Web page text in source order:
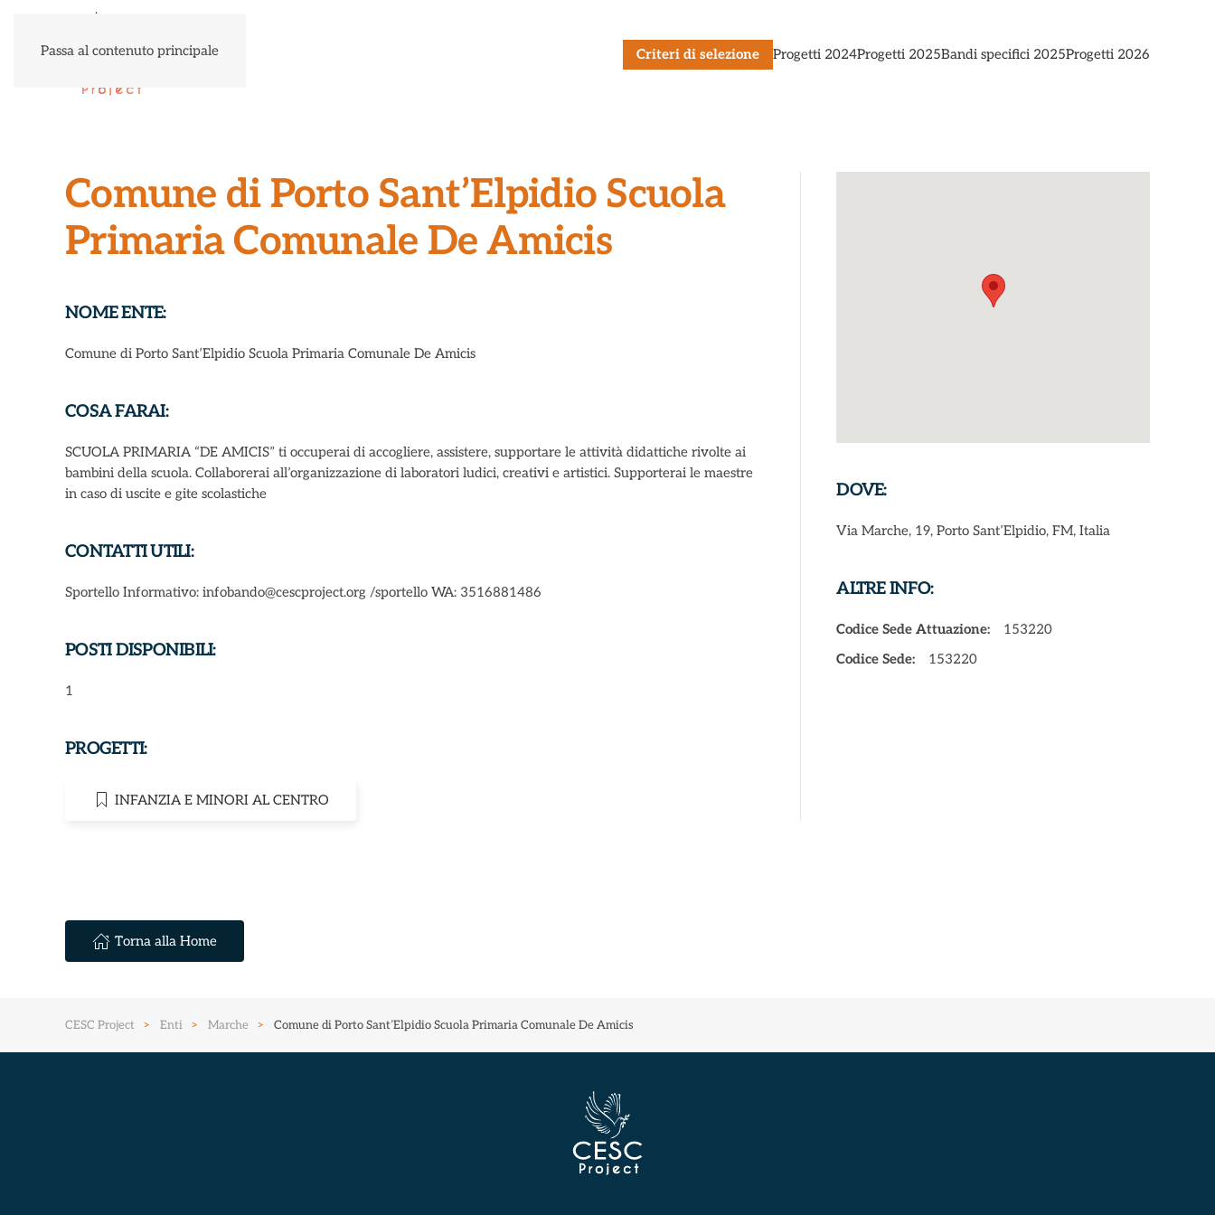
Passa al contenuto principale Criteri di selezione Progetti 2024Progetti 2025Bandi specifici 2025Progetti 2026
Comune di Porto Sant’Elpidio Scuola
Primaria Comunale De Amicis
NOME ENTE:
Comune di Porto Sant’Elpidio Scuola Primaria Comunale De Amicis
COSA FARAI:
SCUOLA PRIMARIA “DE AMICIS” ti occuperai di accogliere, assistere, supportare le attività didattiche rivolte ai
bambini della scuola. Collaborerai all’organizzazione di laboratori ludici, creativi e artistici. Supporterai le maestre
in caso di uscite e gite scolastiche
CONTATTI UTILI:
Sportello Informativo: infobando@cescproject.org /sportello WA: 3516881486
POSTI DISPONIBILI:
1
PROGETTI:
INFANZIA E MINORI AL CENTRO
DOVE:
Via Marche, 19, Porto Sant’Elpidio, FM, Italia
ALTRE INFO:
Codice Sede Attuazione:
153220
Codice Sede:
153220
Torna alla Home
CESC Project Enti Marche Comune di Porto Sant’Elpidio Scuola Primaria Comunale De Amicis